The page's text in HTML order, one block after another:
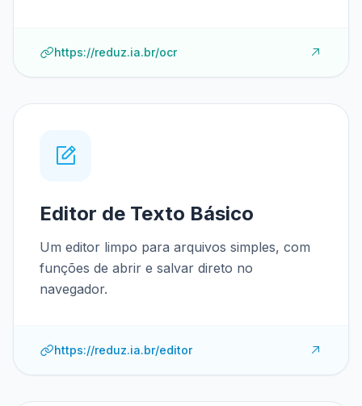
https://reduz.ia.br/ocr
Editor de Texto Básico
Um editor limpo para arquivos simples, com
funções de abrir e salvar direto no
navegador.
https://reduz.ia.br/editor